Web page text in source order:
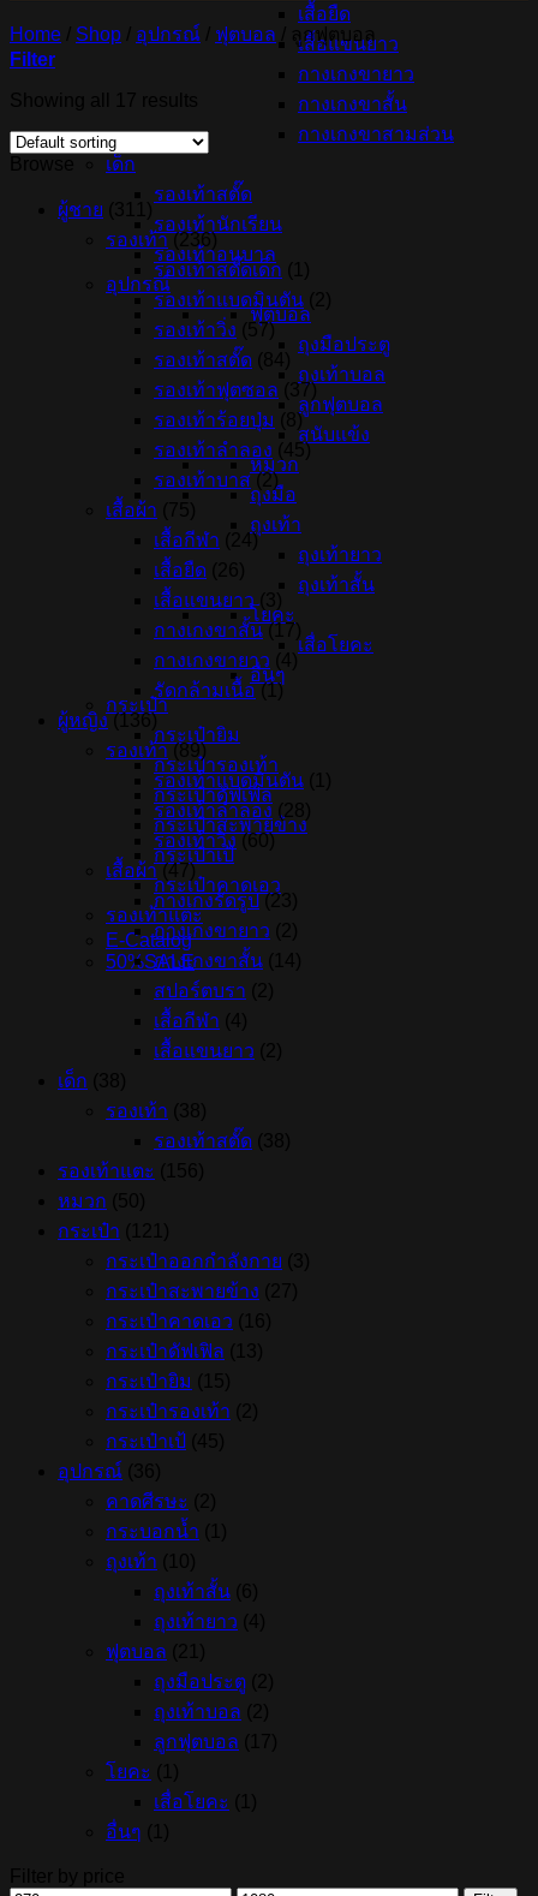
เสื้อยืด
เสื้อแขนยาว
กางเกงขายาว
กางเกงขาสั้น
กางเกงขาสามส่วน
เด็ก
รองเท้าสตั๊ด
รองเท้านักเรียน
รองเท้าอนุบาล
อุปกรณ์
ฟุตบอล
ถุงมือประตู
ถุงเท้าบอล
ลูกฟุตบอล
สนับแข้ง
หมวก
ถุงมือ
ถุงเท้า
ถุงเท้ายาว
ถุงเท้าสั้น
โยคะ
เสื่อโยคะ
อื่นๆ
กระเป๋า
กระเป๋ายิม
กระเป๋ารองเท้า
กระเป๋าดัฟเฟิล
กระเป๋าสะพายข้าง
กระเป๋าเป้
กระเป๋าคาดเอว
รองเท้าแตะ
E-Catalog
50%SALE
Home Shop อุปกรณ์ ฟุตบอล
ลูกฟุตบอล
Filter
ผู้ชาย
รองเท้า (236)
รองเท้าสตั๊ดเด็ก
รองเท้าแบดมินตัน
รองเท้าวิ่ง
(57)
รองเท้าสตั๊ด
รองเท้าฟุตซอล
(37)
รองเท้าร้อยปุ่ม
(8)
รองเท้าลำลอง
(45)
รองเท้าบาส (2)
เสื้อผ้า
เสื้อกีฬา
(24)
เสื้อยืด
เสื้อแขนยาว
กางเกงขาสั้น (17)
กางเกงขายาว
รัดกล้ามเนื้อ (1)
ผู้หญิง (136)
รองเท้า (89)
รองเท้าแบดมินตัน
รองเท้าลำลอง (28)
รองเท้าวิ่ง (60)
เสื้อผ้า (47)
กางเกงรัดรูป (23)
กางเกงขายาว
กางเกงขาสั้น
สปอร์ตบรา
เสื้อกีฬา
เสื้อแขนยาว
เด็ก
รองเท้า
รองเท้าสตั๊ด
รองเท้าแตะ
หมวก
กระเป๋า
กระเป๋าออกกำลังกาย
กระเป๋าสะพายข้าง
กระเป๋าคาดเอว
กระเป๋าดัฟเฟิล
กระเป๋ายิม
กระเป๋ารองเท้า
กระเป๋าเป้
อุปกรณ์
คาดศีรษะ
กระบอกน้ำ
ถุงเท้า
ถุงเท้าสั้น
ถุงเท้ายาว
ฟุตบอล
ถุงมือประตู
ถุงเท้าบอล
ลูกฟุตบอล
โยคะ
เสื่อโยคะ
อื่นๆ